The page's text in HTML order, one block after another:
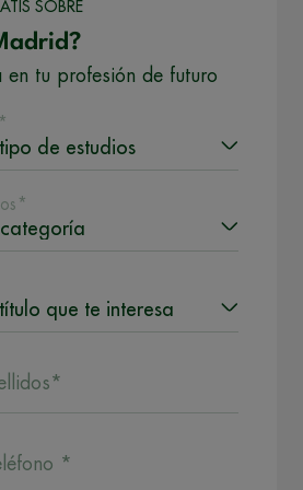
SOBRE
en tu profesión de futuro
*